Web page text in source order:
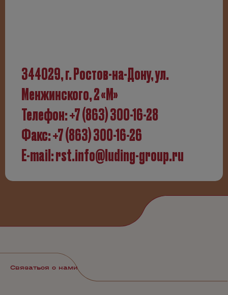
344029, г. Ростов-на-Дону, ул.
Менжинского, 2 «М»
Телефон:+7 (863) 300-­16-­28
Факс: +7 (863) 300-­16-­26
E-mail:rst.info@luding-group.ru
Связаться с нами